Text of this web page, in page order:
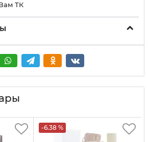
ТК
-6.38 %